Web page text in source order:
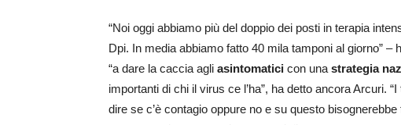
“Noi oggi abbiamo più del doppio dei posti in terapia
Dpi. In media abbiamo fatto 40 mila tamponi al giorno”
“a dare la caccia agli asintomatici con una strategia
importanti di chi il virus ce l’ha”, ha detto ancora Arcuri.
dire se c’è contagio oppure no e su questo